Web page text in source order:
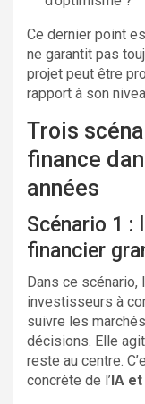
Ce dernier point
ne garantit pas
projet peut être
rapport à son
Trois
finance
années
Scénario 1 :
financier
Dans ce scénario,
investisseurs à
suivre les
décisions. Elle
reste au centre.
concrète de l’ IA